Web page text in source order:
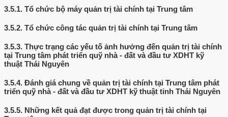
3.5.1. Tổ chức bộ máy quản trị tài chính tại Trung tâm
3.5.2. Tổ chức công tác quản trị tài chính tại Trung tâm
3.5.3. Thực trạng các yếu tố ảnh hưởng đến quản trị tài chính
tại Trung tâm phát triển quỹ nhà - đất và đầu tư XDHT kỹ
thuật Thái Nguyên
3.5.4. Đánh giá chung về quản trị tài chính tại Trung tâm phát
triển quỹ nhà - đất và đầu tư XDHT kỹ thuật tỉnh Thái Nguyên
3.5.5. Những kết quả đạt được trong quản trị tài chính tại